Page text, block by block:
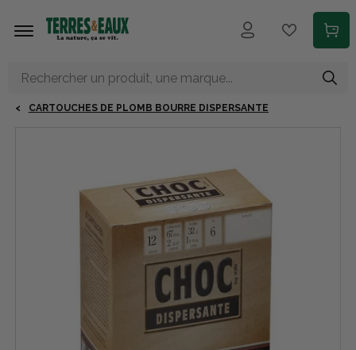
CARTOUCHES DE PLOMB BOURRE DISPERSANTE